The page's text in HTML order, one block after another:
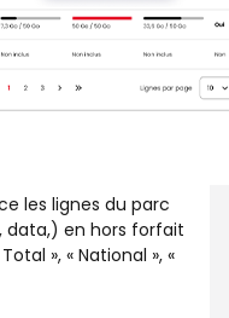
les lignes du parc
data,) en hors forfait
», « National », «